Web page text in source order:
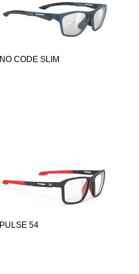
NO CODE SLIM
PULSE 54